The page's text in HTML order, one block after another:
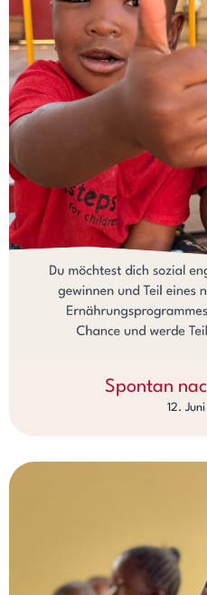
Spontan
12.